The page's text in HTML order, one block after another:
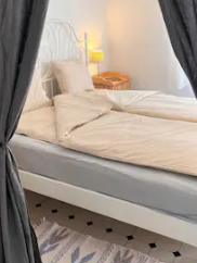
betyg, 126 omdömen